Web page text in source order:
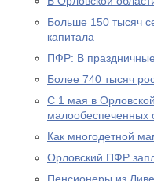
Больше 150 тысяч
капитала
ПФР: В
Более 740 тысяч
С 1 мая в
малообеспеченных
Как многодетной
Орловский ПФР